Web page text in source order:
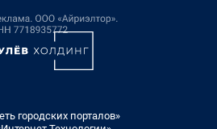
городских порталов»